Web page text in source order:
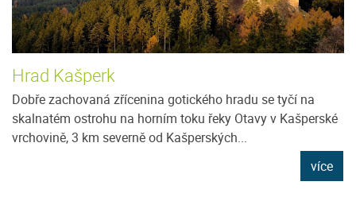
Hrad Kašperk
Dobře zachovaná zřícenina gotického hradu se tyčí na
skalnatém ostrohu na horním toku řeky Otavy v Kašperské
vrchovině, 3 km severně od Kašperských...
více